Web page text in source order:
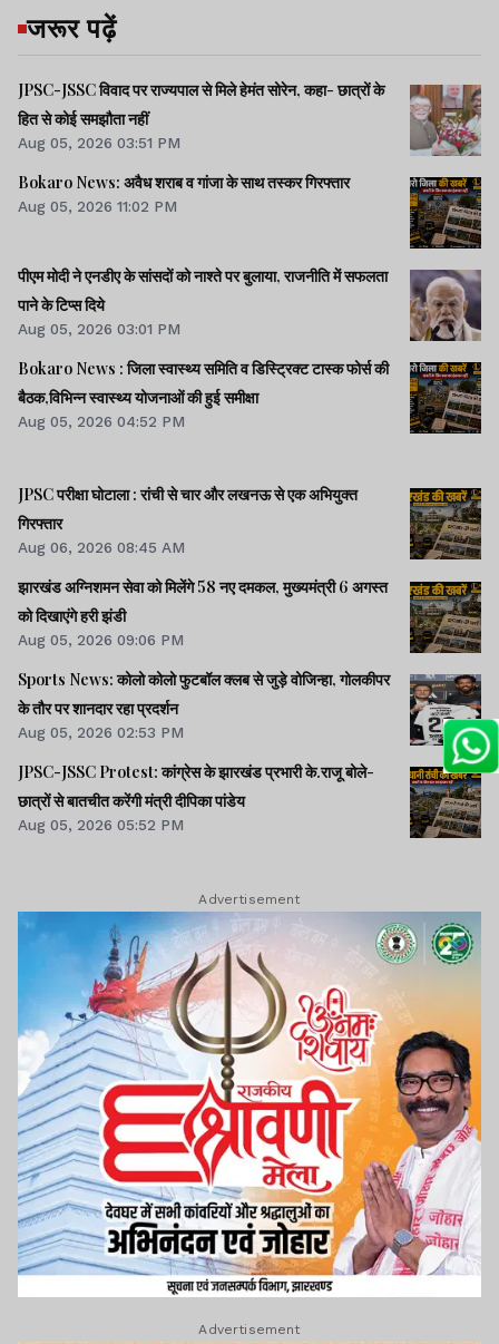
जरूर पढ़ें
JPSC-JSSC विवाद पर राज्यपाल से मिले हेमंत सोरेन, कहा- छात्रों के
हित से कोई समझौता नहीं
Aug 05, 2026 03:51 PM
Bokaro News: अवैध शराब व गांजा के साथ तस्कर गिरफ्तार
Aug 05, 2026 11:02 PM
पीएम मोदी ने एनडीए के सांसदों को नाश्ते पर बुलाया, राजनीति में सफलता
पाने के टिप्स दिये
Aug 05, 2026 03:01 PM
Bokaro News : जिला स्वास्थ्य समिति व डिस्ट्रिक्ट टास्क फोर्स की
बैठक,विभिन्न स्वास्थ्य योजनाओं की हुई समीक्षा
Aug 05, 2026 04:52 PM
JPSC परीक्षा घोटाला : रांची से चार और लखनऊ से एक अभियुक्त
गिरफ्तार
Aug 06, 2026 08:45 AM
झारखंड अग्निशमन सेवा को मिलेंगे 58 नए दमकल, मुख्यमंत्री 6 अगस्त
को दिखाएंगे हरी झंडी
Aug 05, 2026 09:06 PM
Sports News: कोलो कोलो फुटबॉल क्लब से जुड़े वोजिन्हा, गोलकीपर
के तौर पर शानदार रहा प्रदर्शन
Aug 05, 2026 02:53 PM
JPSC-JSSC Protest: कांग्रेस के झारखंड प्रभारी के.राजू बोले-
छात्रों से बातचीत करेंगी मंत्री दीपिका पांडेय
Aug 05, 2026 05:52 PM
Advertisement
Advertisement